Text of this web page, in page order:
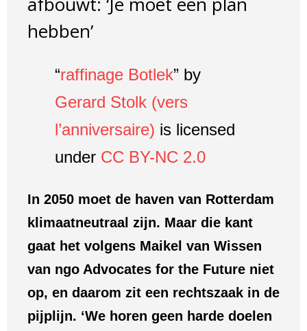
LUCHTKWALITEIT
hebben’
“raffinage Botlek” by
Gerard Stolk (vers
l’anniversaire) is licensed
under CC BY-NC 2.0
In 2050 moet de haven van Rotterdam
klimaatneutraal zijn. Maar die kant
gaat het volgens Maikel van Wissen
van ngo Advocates for the Future niet
op, en daarom zit een rechtszaak in de
pijplijn. ‘We horen geen harde doelen